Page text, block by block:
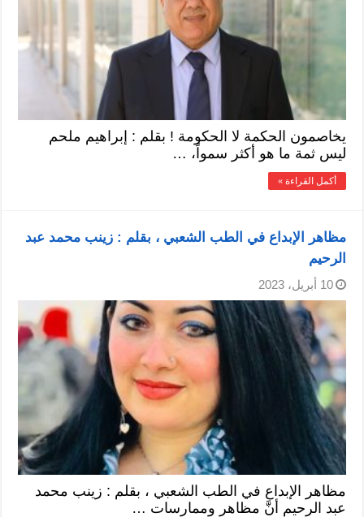
يخاصمون الحكمة لا الحكومة ! بقلم : إبراهيم ملحم
ليس ثمة ما هو أكثر سمواً، …
أكمل القراءة »
مظاهر الإبداع في الطب الشعبي ، بقلم : زينب محمد عبد
الرحيم
10 أبريل، 2023
مظاهر الإبداع في الطب الشعبي ، بقلم : زينب محمد
عبد الرحيم أنَّ مظاهر وممارسات …